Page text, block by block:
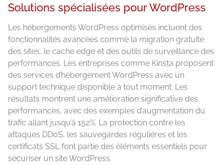
Solutions spécialisées pour WordPress
Les hébergements WordPress optimisés incluent des
fonctionnalités avancées comme la migration gratuite
des sites, le cache edge et des outils de surveillance des
performances. Les entreprises comme Kinsta proposent
des services d’hébergement WordPress avec un
support technique disponible à tout moment. Les
résultats montrent une amélioration significative des
performances, avec des exemples d’augmentation du
trafic allant jusqu’à 152%. La protection contre les
attaques DDoS, les sauvegardes régulières et les
certificats SSL font partie des éléments essentiels pour
sécuriser un site WordPress.